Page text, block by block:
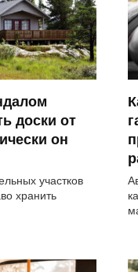
доски от
он
участков
хранить